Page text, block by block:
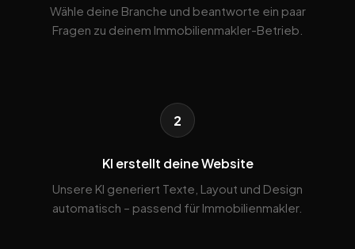
Wähle deine Branche und beantworte ein paar
Fragen zu deinem Immobilienmakler-Betrieb.
2
KI erstellt deine Website
Unsere KI generiert Texte, Layout und Design
automatisch – passend für Immobilienmakler.